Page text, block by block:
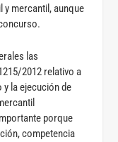
y mercantil, aunque
las
2012 relativo a
y la ejecución de
porque
competencia